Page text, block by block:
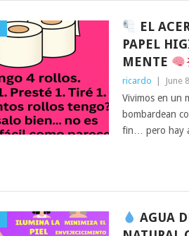
EL
PAPEL
MENTE
ricardo June
Vivimos en un
bombardean
fin… pero hay
AGUA